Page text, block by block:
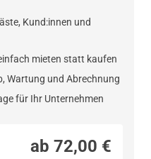
Kund:innen und
mieten statt kaufen
Wartung und Abrechnung
für Ihr Unternehmen
ab 72,00 €